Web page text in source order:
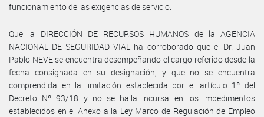
funcionamiento de las exigencias de servicio.
Que la DIRECCIÓN DE RECURSOS HUMANOS de la AGENCIA
NACIONAL DE SEGURIDAD VIAL ha corroborado que el Dr. Juan
Pablo NEVE se encuentra desempeñando el cargo referido desde la
fecha consignada en su designación, y que no se encuentra
comprendida en la limitación establecida por el artículo 1º del
Decreto Nº 93/18 y no se halla incursa en los impedimentos
establecidos en el Anexo a la Ley Marco de Regulación de Empleo